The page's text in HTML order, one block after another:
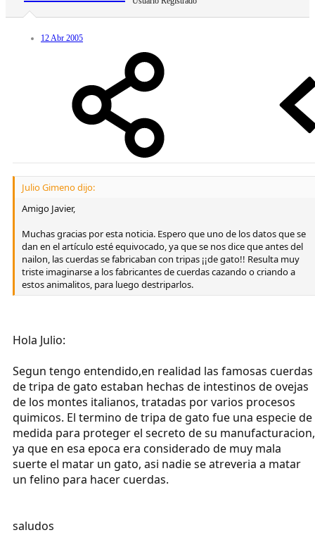
12 Abr 2005
Julio Gimeno dijo:
Amigo Javier,
Muchas gracias por esta noticia. Espero que uno de los datos que se
dan en el artículo esté equivocado, ya que se nos dice que antes del
nailon, las cuerdas se fabricaban con tripas ¡¡de gato!! Resulta muy
triste imaginarse a los fabricantes de cuerdas cazando o criando a
estos animalitos, para luego destriparlos.
Hola Julio:
Segun tengo entendido,en realidad las famosas cuerdas
de tripa de gato estaban hechas de intestinos de ovejas
de los montes italianos, tratadas por varios procesos
quimicos. El termino de tripa de gato fue una especie de
medida para proteger el secreto de su manufacturacion,
ya que en esa epoca era considerado de muy mala
suerte el matar un gato, asi nadie se atreveria a matar
un felino para hacer cuerdas.
saludos